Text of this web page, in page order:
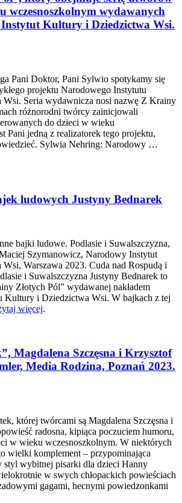
wczesnoszkolnym wydawanych
Kultury i Dziedzictwa Wsi.
Pani Doktor, Pani Sylwio spotykamy się
projektu Narodowego Instytutu
Seria wydawnicza nosi nazwę Z Krainy
różnorodni twórcy zainicjowali
do dzieci w wieku
Pani jedną z realizatorek tego projektu,
Sylwia Nehring: Narodowy …
ludowych Justyny Bednarek
bajki ludowe. Podlasie i Suwalszczyzna,
Szymanowicz, Narodowy Instytut
Warszawa 2023. Cuda nad Rospudą i
i Suwalszczyzna Justyny Bednarek to
Złotych Pól” wydawanej nakładem
Kultury i Dziedzictwa Wsi. W bajkach z tej
więcej.
Magdalena Szczęsna i Krzysztof
Media Rodzina, Poznań 2023.
której twórcami są Magdalena Szczęsna i
radosna, kipiąca poczuciem humoru,
w wieku wczesnoszkolnym. W niektórych
wielki komplement – przypominająca
wybitnej pisarki dla dzieci Hanny
w swych chłopackich powieściach
gagami, hecnymi powiedzonkami